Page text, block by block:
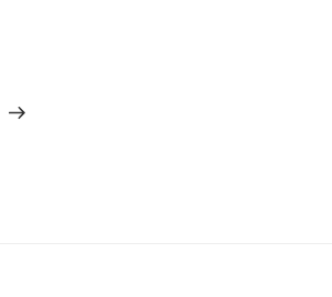
următor